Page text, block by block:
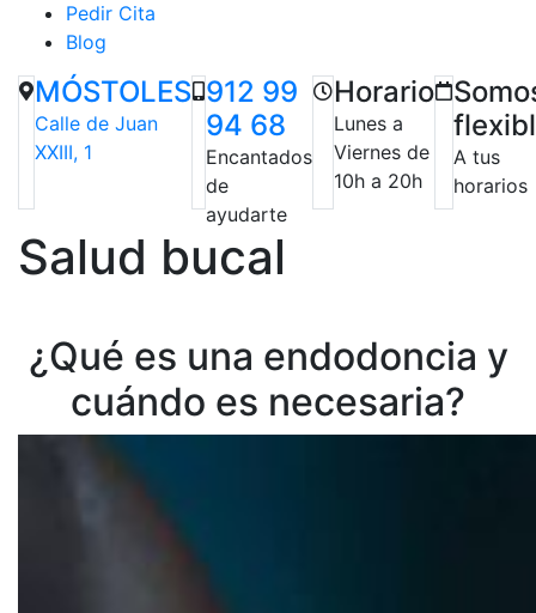
Pedir Cita
Blog
MÓSTOLES
Calle de Juan
XXIII, 1
912 99
94 68
Encantados
de
ayudarte
Horario
Lunes a
Viernes de
10h a 20h
A tus
horarios
Salud bucal
¿Qué es una endodoncia y
cuándo es necesaria?